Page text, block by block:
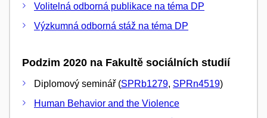
Volitelná odborná publikace na téma DP
Výzkumná odborná stáž na téma DP
Podzim 2020 na Fakultě sociálních studií
Diplomový seminář (SPRb1279, SPRn4519)
Human Behavior and the Violence